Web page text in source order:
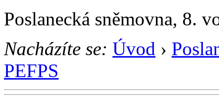
Poslanecká sněmovna, 8.
Nacházíte se: Úvod ›
PEFPS